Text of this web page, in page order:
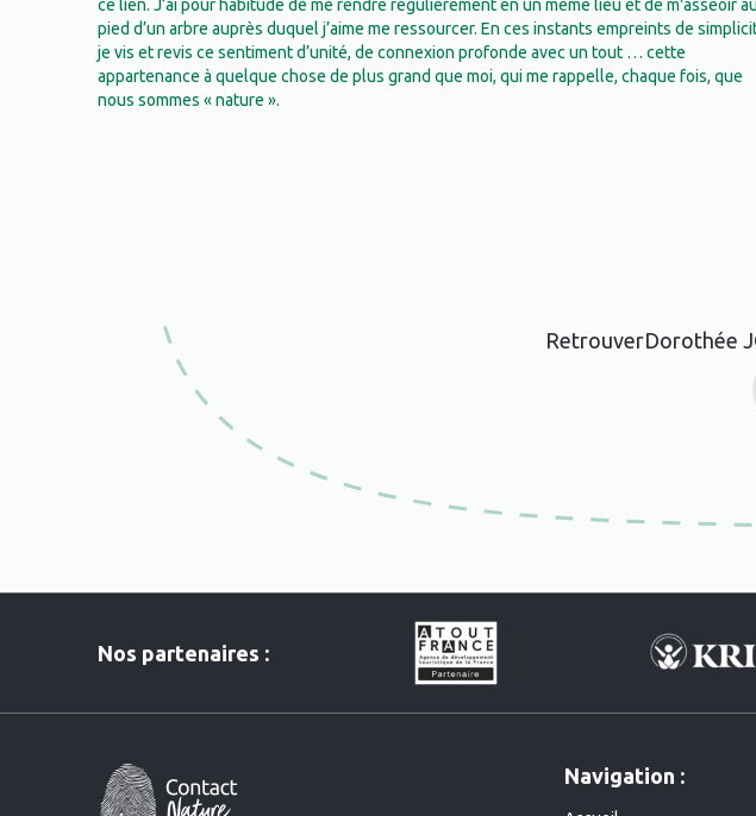
ce lien. J’ai pour habitude de me rendre régulièrement en un même lieu et de m'asseoir au
pied d’un arbre auprès duquel j’aime me ressourcer. En ces instants empreints de
je vis et revis ce sentiment d’unité, de connexion profonde avec un tout … cette
appartenance à quelque chose de plus grand que moi, qui me rappelle, chaque fois, que
nous sommes « nature ».
RetrouverDorothée
Nos partenaires :
Navigation :